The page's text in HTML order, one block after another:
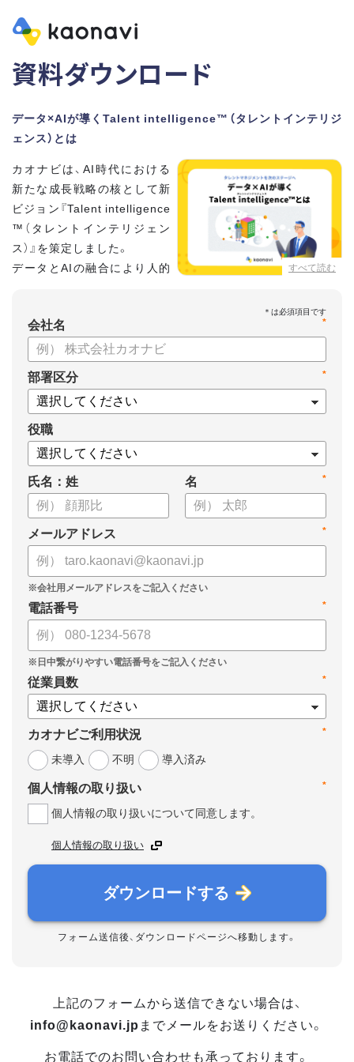
資料ダウンロード
データ×AIが導くTalent intelligence™（タレントインテリジ
ェンス）とは
すべて読む
カオナビは、AI時代における
新たな成長戦略の核として新
ビジョン『Talent intelligence
™（タレントインテリジェン
ス）』を策定しました。
データとAIの融合により人的
【資料の内容】
・新ビジョン「Talent intelligence™」実現へのロードマップ
・HRSaaS事業とHRSolution事業が循環する「Infinite Model」
・AI活用の土台、カオナビの「タレントマネジメント」でできる
こと
*
会社名
*
部署区分
役職
氏名：姓 *
名
*
メールアドレス
*
電話番号
*
従業員数
*
カオナビご利用状況
未導入
不明 導入済み
*
個人情報の取り扱い
個人情報の取り扱いについて同意します。
個人情報の取り扱い
ダウンロードする
フォーム送信後、ダウンロードページへ移動します。
上記のフォームから送信できない場合は、
info@kaonavi.jp までメールをお送りください。
お電話でのお問い合わせも承っております。